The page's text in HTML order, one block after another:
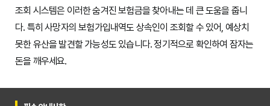
조회 시스템은 이러한 숨겨진 보험금을 찾아내는 데 큰 도움을 줍니
다. 특히 사망자의 보험가입내역도 상속인이 조회할 수 있어, 예상치
못한 유산을 발견할 가능성도 있습니다. 정기적으로 확인하여 잠자는
돈을 깨우세요.